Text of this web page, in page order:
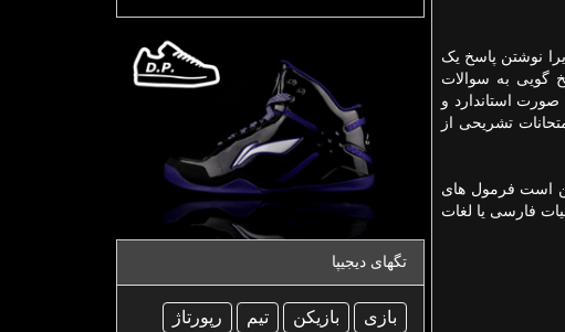
نوشتن پاسخ یک
گویی به سوالات
استاندارد و
تشریحی از
است فرمول های
فارسی یا لغات
تگهای دیجیپا
بازی بازیكن تیم
رپورتاژ